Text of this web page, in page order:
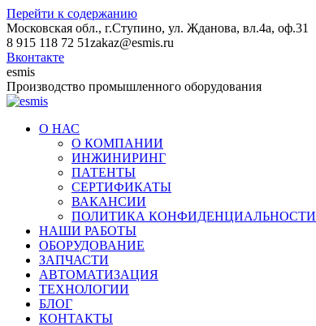
Перейти к содержанию
Московская обл., г.Ступино, ул. Жданова, вл.4а, оф.31
8 915 118 72 51zakaz@esmis.ru
Вконтакте
esmis
Производство промышленного оборудования
О НАС
О КОМПАНИИ
ИНЖИНИРИНГ
ПАТЕНТЫ
СЕРТИФИКАТЫ
ВАКАНСИИ
ПОЛИТИКА КОНФИДЕНЦИАЛЬНОСТИ
НАШИ РАБОТЫ
ОБОРУДОВАНИЕ
ЗАПЧАСТИ
АВТОМАТИЗАЦИЯ
ТЕХНОЛОГИИ
БЛОГ
КОНТАКТЫ